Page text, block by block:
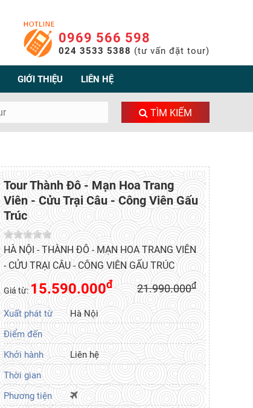
0969 566 598
024 3533 5388 (tư vấn đặt tour)
GIỚI THIỆU LIÊN HỆ
TÌM KIẾM
Tour Thành Đô - Mạn Hoa Trang
Viên - Cửu Trại Câu - Công Viên Gấu
Trúc
HÀ NỘI - THÀNH ĐÔ - MẠN HOA TRANG VIÊN
- CỬU TRẠI CÂU - CÔNG VIÊN GẤU TRÚC
Giá từ:15.590.000đ 21.990.000đ
Xuất phát từ
Hà Nội
Điểm đến
Khởi hành
Liên hệ
Thời gian
Phương tiện